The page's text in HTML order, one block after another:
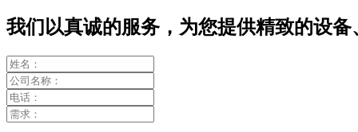
我们以真诚的服务，为您提供精致的设